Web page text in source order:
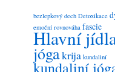
bezlepkový dech Detoxikace
emoční rovnováha fascie
Hlavní
jógakrija kundaliní
kundaliní